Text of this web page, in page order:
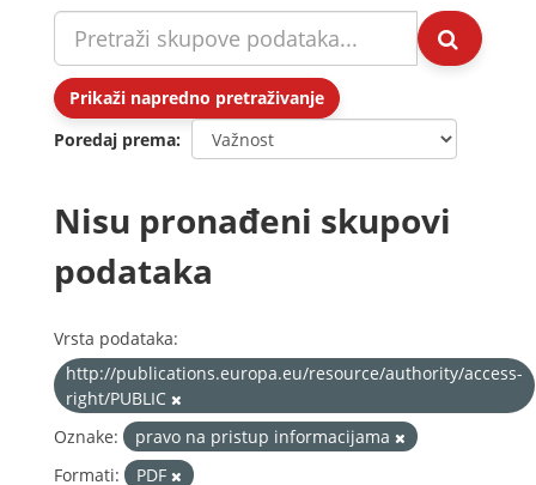
Prikaži napredno pretraživanje
Poredaj prema
Nisu pronađeni skupovi
podataka
Vrsta podataka:
http://publications.europa.eu/resource/authority/access-
right/PUBLIC
Oznake:
pravo na pristup informacijama
Formati:
PDF